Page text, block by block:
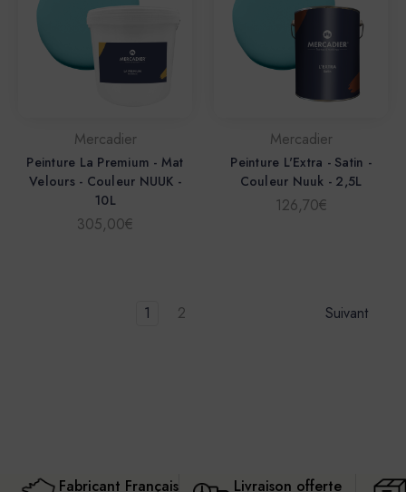
Mercadier
Peinture La Premium - Mat
Velours - Couleur NUUK -
10L
305,00€
Mercadier
Peinture L'Extra - Satin -
Couleur Nuuk - 2,5L
126,70€
1 2 Suivant
Fabricant Français Livraison offerte